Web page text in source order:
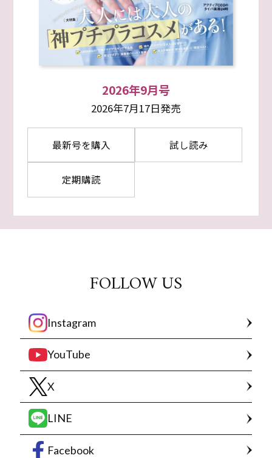
2026年9月号
2026年7月17日発売
最新号を購入 試し読み
定期購読
FOLLOW US
Instagram
YouTube
X
LINE
Facebook